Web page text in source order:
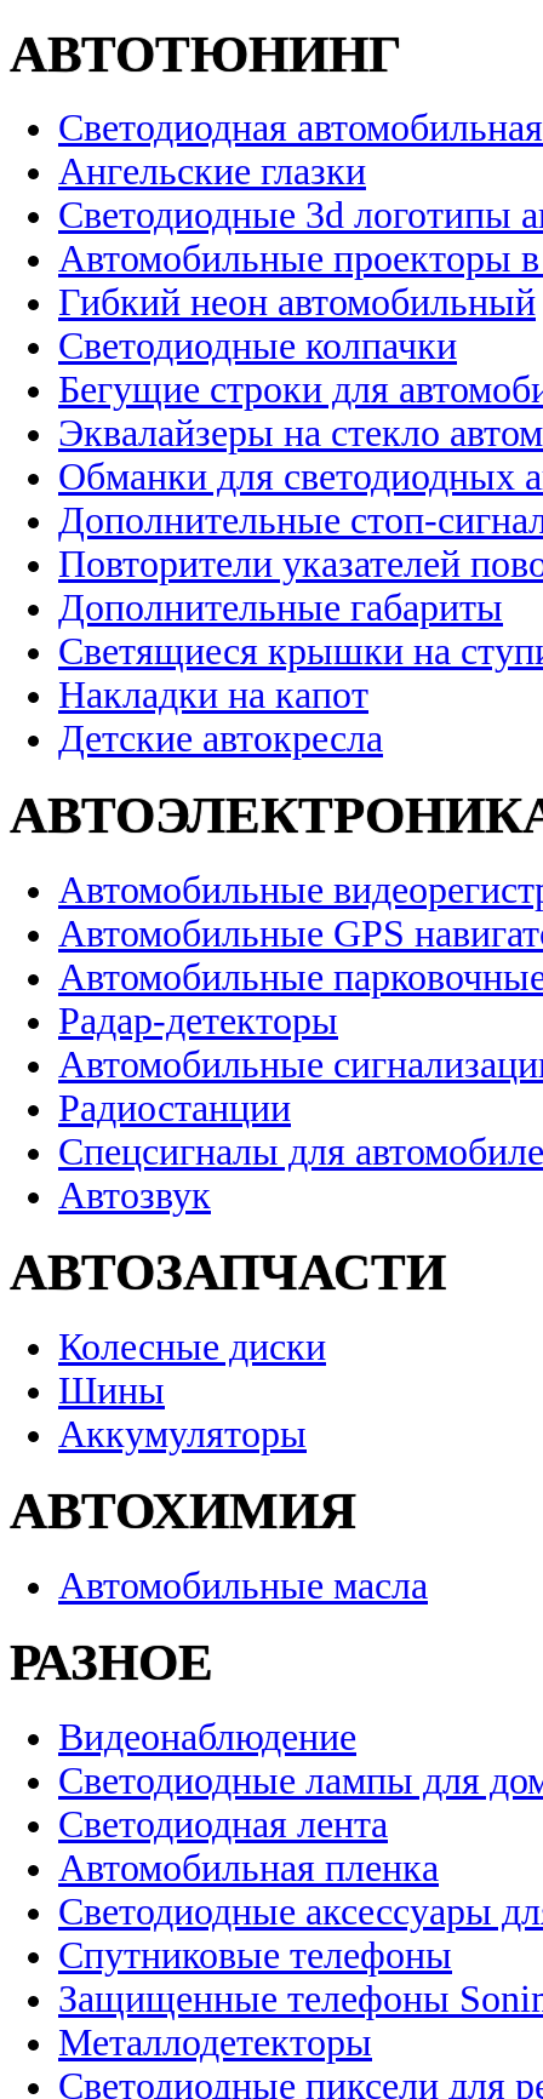
АВТОТЮНИНГ
Светодиодная
Ангельские глазки
Светодиодные 3d логотипы
Автомобильные проекторы
Гибкий неон автомобильный
Светодиодные колпачки
Бегущие строки для
Эквалайзеры на стекло
Обманки для светодиодных
Дополнительные стоп-
Повторители указателей
Дополнительные габариты
Светящиеся крышки на
Накладки на капот
Детские автокресла
Автомобильные
Автомобильные GPS
Автомобильные
Радар-детекторы
Автомобильные
Радиостанции
Спецсигналы для
Автозвук
АВТОЗАПЧАСТИ
Колесные диски
Шины
Аккумуляторы
АВТОХИМИЯ
Автомобильные масла
РАЗНОЕ
Видеонаблюдение
Светодиодные лампы для
Светодиодная лента
Автомобильная пленка
Светодиодные аксессуары
Спутниковые телефоны
Защищенные телефоны
Металлодетекторы
Светодиодные пиксели для